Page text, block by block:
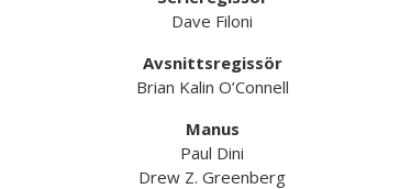
Dave Filoni
Avsnittsregissör
Brian Kalin O’Connell
Manus
Paul Dini
Drew Z. Greenberg